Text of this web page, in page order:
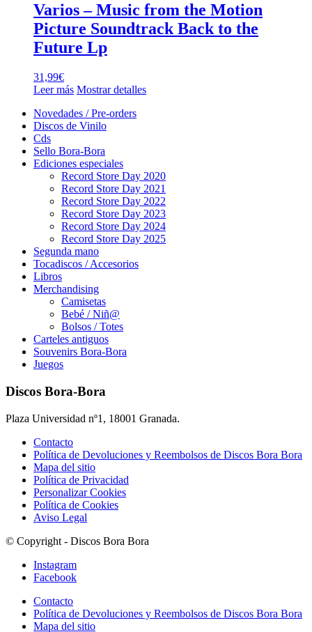
Varios – Music from the Motion
Picture Soundtrack Back to the
Future Lp
31,99€
Leer más Mostrar detalles
Novedades / Pre-orders
Discos de Vinilo
Cds
Sello Bora-Bora
Ediciones especiales
Record Store Day 2020
Record Store Day 2021
Record Store Day 2022
Record Store Day 2023
Record Store Day 2024
Record Store Day 2025
Segunda mano
Tocadiscos / Accesorios
Libros
Merchandising
Camisetas
Bebé / Niñ@
Bolsos / Totes
Carteles antiguos
Souvenirs Bora-Bora
Juegos
Discos Bora-Bora
Plaza Universidad nº1, 18001 Granada.
Contacto
Política de Devoluciones y Reembolsos de Discos Bora Bora
Mapa del sitio
Política de Privacidad
Personalizar Cookies
Política de Cookies
Aviso Legal
© Copyright - Discos Bora Bora
Instagram
Facebook
Contacto
Política de Devoluciones y Reembolsos de Discos Bora Bora
Mapa del sitio